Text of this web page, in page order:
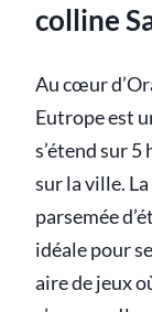
colline
Au cœur
Eutrope est
s’étend sur
sur la ville.
parsemée
idéale pour
aire de jeux